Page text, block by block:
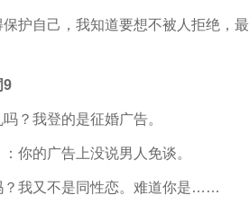
自己，我知道要想不被人拒绝，最
9
我登的是征婚广告。
的广告上没说男人免谈。
我又不是同性恋。难道你是……